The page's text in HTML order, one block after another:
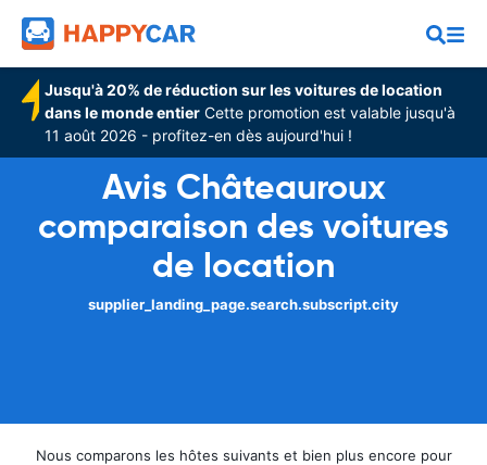
Jusqu'à 20% de réduction sur les voitures de location
dans le monde entier Cette promotion est valable jusqu'à
11 août 2026 - profitez-en dès aujourd'hui !
Avis Châteauroux
comparaison des voitures
de location
supplier_landing_page.search.subscript.city
Nous comparons les hôtes suivants et bien plus encore pour